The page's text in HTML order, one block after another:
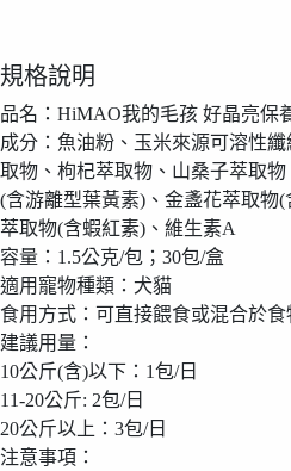
規格說明
品名：HiMAO我的毛孩 好晶亮保
成分：魚油粉、玉米來源可溶性
取物、枸杞萃取物、山桑子萃取
(含游離型葉黃素)、金盞花萃取物
萃取物(含蝦紅素)、維生素A
容量：1.5公克/包；30包/盒
適用寵物種類：犬貓
食用方式：可直接餵食或混合於食
建議用量：
10公斤(含)以下：1包/日
11-20公斤: 2包/日
20公斤以上：3包/日
注意事項：